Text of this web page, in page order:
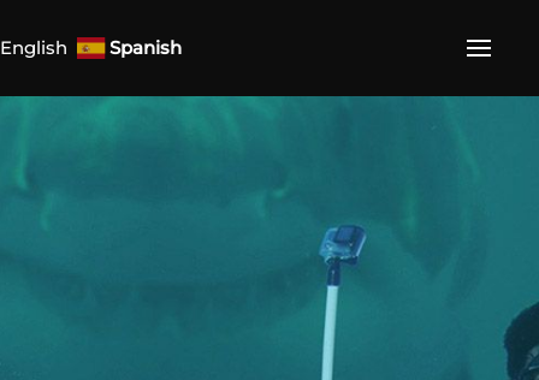
English Spanish